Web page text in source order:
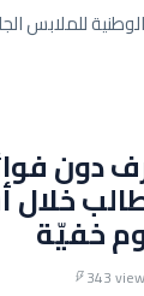
الغرفة الوطنية
دون
خلال
خفيّة
343